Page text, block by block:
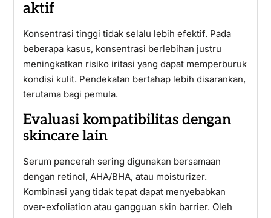
aktif
Konsentrasi tinggi tidak selalu lebih efektif. Pada
beberapa kasus, konsentrasi berlebihan justru
meningkatkan risiko iritasi yang dapat memperburuk
kondisi kulit. Pendekatan bertahap lebih disarankan,
terutama bagi pemula.
Evaluasi kompatibilitas dengan
skincare lain
Serum pencerah sering digunakan bersamaan
dengan retinol, AHA/BHA, atau moisturizer.
Kombinasi yang tidak tepat dapat menyebabkan
over-exfoliation atau gangguan skin barrier. Oleh